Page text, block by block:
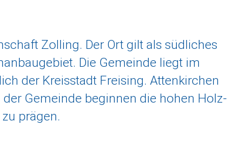
Zolling. Der Ort gilt als südliches
Die Gemeinde liegt im
der Kreisstadt Freising. Attenkirchen
Gemeinde beginnen die hohen Holz-
prägen.